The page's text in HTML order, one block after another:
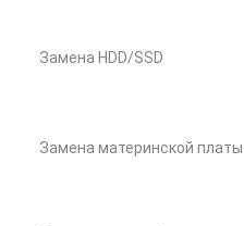
Замена HDD/SSD
Замена материнской платы